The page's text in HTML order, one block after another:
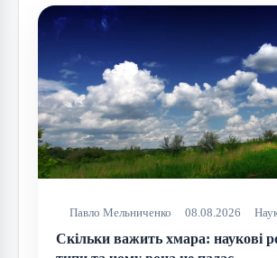
Павло Мельниченко 08.08.2026
Скільки важить хмара: наукові